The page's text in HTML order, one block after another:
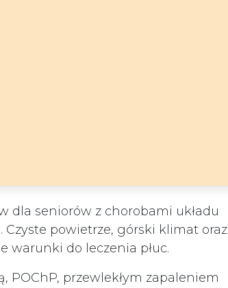
dla seniorów z chorobami układu
powietrze, górski klimat oraz
warunki do leczenia płuc.
POChP, przewlekłym zapaleniem